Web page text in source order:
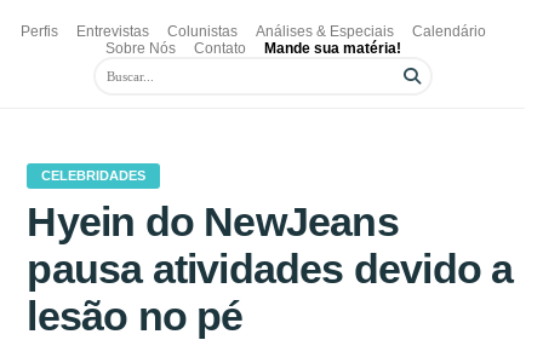
Perfis Entrevistas Colunistas Análises & Especiais
Calendário
Sobre Nós
Contato Mande sua matéria!
CELEBRIDADES
Hyein do NewJeans
pausa atividades devido a
lesão no pé